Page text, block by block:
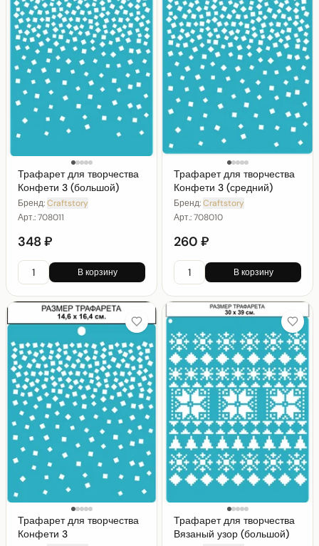
Трафарет для творчества
Конфети 3 (большой)
Бренд:Craftstory
Арт.:708011
348 ₽
В корзину
Трафарет для творчества
Конфети 3 (средний)
Бренд:Craftstory
Арт.:708010
260 ₽
В корзину
Трафарет для творчества
Конфети 3
Трафарет для творчества
Вязаный узор (большой)